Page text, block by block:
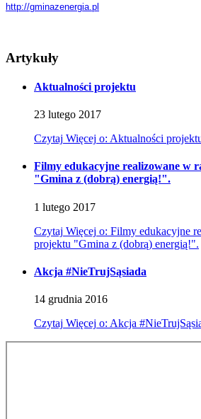
http://gminazenergia.pl
Artykuły
Aktualności projektu
23 lutego 2017
Czytaj Więcej o: Aktualności
Filmy edukacyjne realizowane w
"Gmina z (dobrą) energią!".
1 lutego 2017
Czytaj Więcej o: Filmy edukacyjne
projektu "Gmina z (dobrą) energią!".
Akcja #NieTrujSąsiada
14 grudnia 2016
Czytaj Więcej o: Akcja